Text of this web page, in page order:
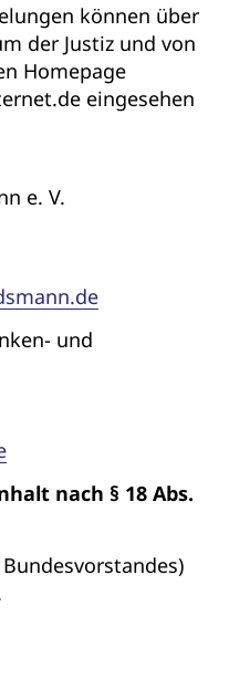
können über
der Justiz und von
Homepage
eingesehen
e. V.
und
nach § 18 Abs.